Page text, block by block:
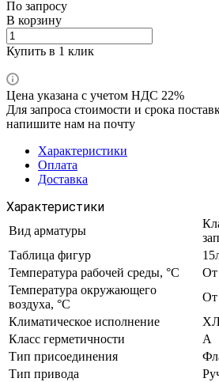
По запросу
В корзину
Купить в 1 клик
Цена указана с учетом НДС 22%
Для запроса стоимости и срока
напишите нам на почту
Характеристики
Оплата
Доставка
Характеристики
Вид арматуры
Таблица фигур
Температура рабочей среды, °С
От
Температура окружающего
воздуха, °С
От
Климатическое исполнение
Класс герметичности
A
Тип присоединения
Тип привода